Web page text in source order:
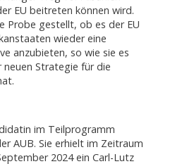
EU beitreten können wird.
Probe gestellt, ob es der EU
wieder eine
anzubieten, so wie sie es
neuen Strategie für die
im Teilprogramm
AUB. Sie erhielt im Zeitraum
2024 ein Carl-Lutz